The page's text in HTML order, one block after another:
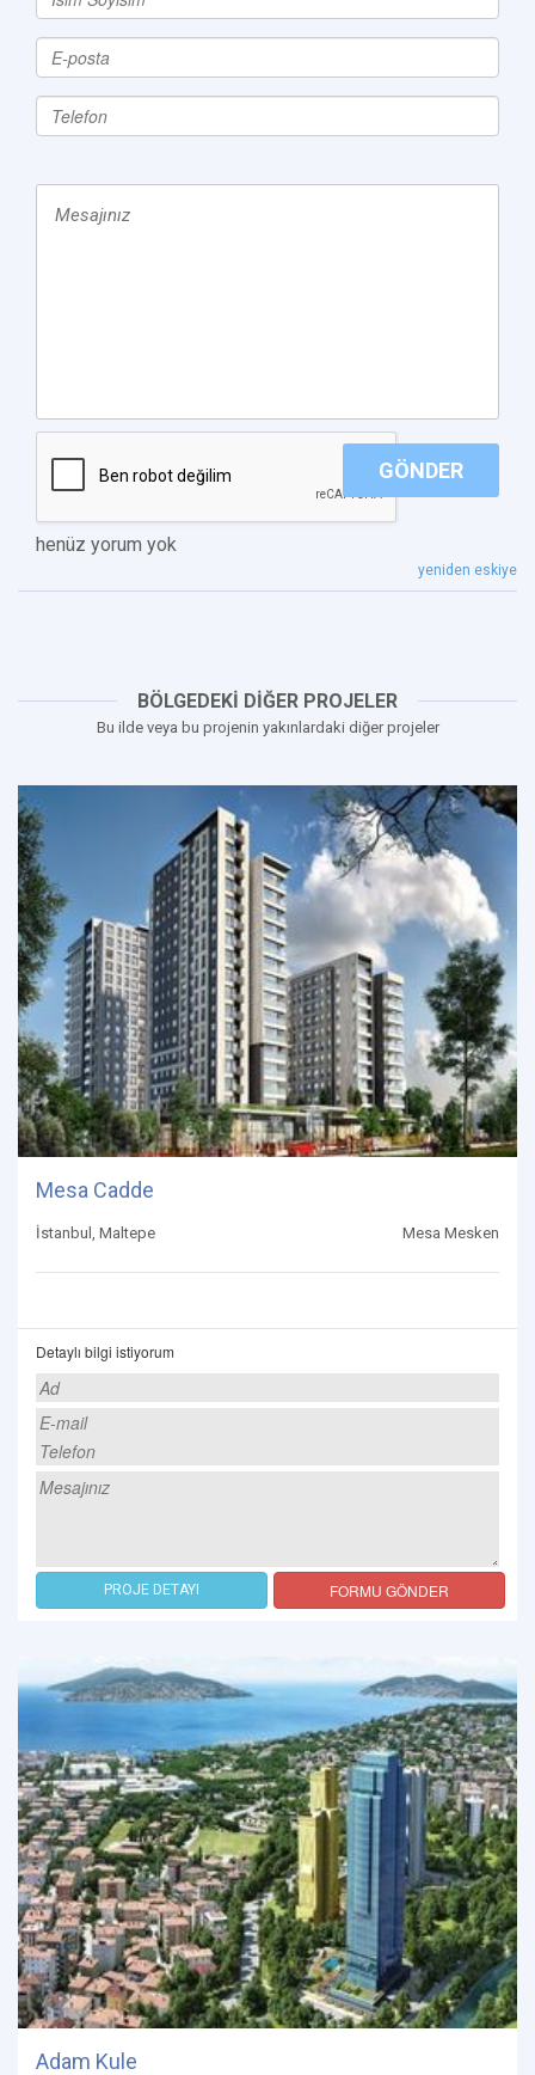
GÖNDER
henüz yorum yok
yeniden eskiye
BÖLGEDEKİ DİĞER PROJELER
Bu ilde veya bu projenin yakınlardaki diğer projeler
Mesa Cadde
İstanbul, Maltepe Mesa Mesken
Detaylı bilgi istiyorum
PROJE DETAYI FORMU GÖNDER
Adam Kule